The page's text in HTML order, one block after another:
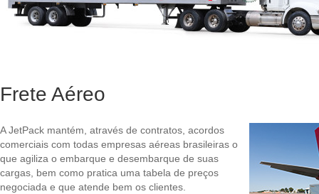
Frete Aéreo
A JetPack mantém, através de contratos, acordos
comerciais com todas empresas aéreas brasileiras o
que agiliza o embarque e desembarque de suas
cargas, bem como pratica uma tabela de preços
negociada e que atende bem os clientes.